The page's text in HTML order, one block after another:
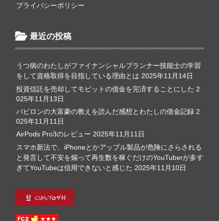
プライバシーポリシー
最近の投稿
うつ病のわたしがファイナンシャルプランナー技能士の学習
をして資格取得を目指している理由とは 2025年11月14日
投資信託を売却してモビットの借金を完済することにした 2
025年11月13日
バビロンの大富豪の教えを読んだ感想とわたしの借金記録 2
025年11月11日
AirPods Pro3のレビュー 2025年11月11日
スマホ新法で、iPhoneとかアップル製品が危険にさらされる
と発言して不安を煽って再生数を稼ぐだけのYouTuberが多す
ぎてYouTubeは信用できないと感じた 2025年11月10日